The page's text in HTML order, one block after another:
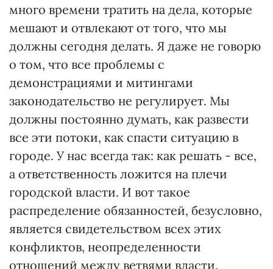
много времени тратить на дела, которые
мешают и отвлекают от того, что мы
должны сегодня делать. Я даже не говорю
о том, что все проблемы с
демонстрациями и митингами
законодательство не регулирует. Мы
должны постоянно думать, как развести
все эти потоки, как спасти ситуацию в
городе. У нас всегда так: как решать - все,
а ответственность ложится на плечи
городской власти. И вот такое
распределение обязанностей, безусловно,
является свидетельством всех этих
конфликтов, неопределенности
отношений между ветвями власти.